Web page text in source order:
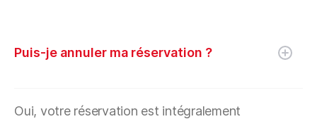
Puis-je annuler ma réservation ?
Oui, votre réservation est intégralement